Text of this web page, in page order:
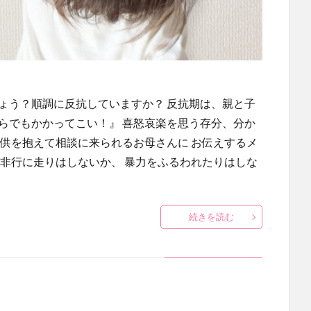
う？順調に反抗していますか？ 反抗期は、親と子
でもかかってこい！』 喜怒哀楽を思う存分、分か
を抱えて相談に来られるお母さんに お伝えするメ
行に走りはしないか、 暴力をふるわれたりはしな
続きを読む